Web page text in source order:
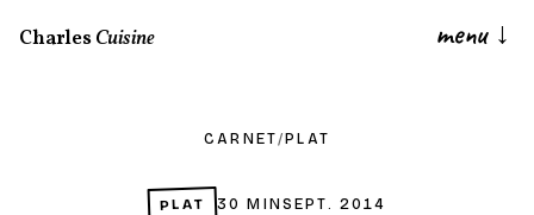
CharlesCuisine menu ↓
CARNET/ PLAT
PLAT 30 MIN SEPT. 2014